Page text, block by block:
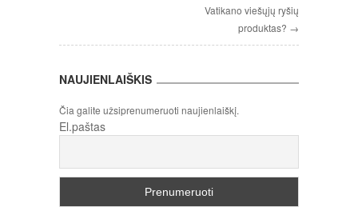
Vatikano viešųjų ryšių
produktas? →
NAUJIENLAIŠKIS
Čia galite užsiprenumeruoti naujienlaiškį.
El.paštas